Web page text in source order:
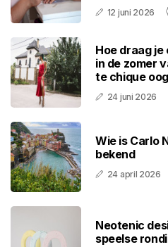
12 juni 2026
Hoe draag
in de zomer
te chique
24 juni 2026
Wie is Carlo
bekend
24 april 2026
Neotenic
speelse